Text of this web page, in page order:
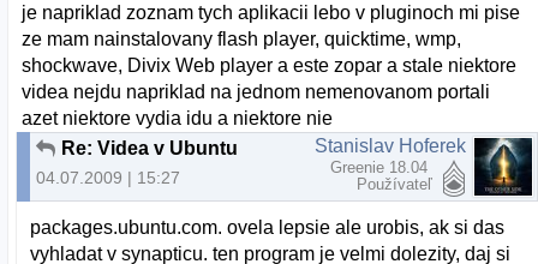
je napriklad zoznam tych aplikacii lebo v pluginoch mi pise
ze mam nainstalovany flash player, quicktime, wmp,
shockwave, Divix Web player a este zopar a stale niektore
videa nejdu napriklad na jednom nemenovanom portali
azet niektore vydia idu a niektore nie
Re: Videa v Ubuntu
04.07.2009 | 15:27
Stanislav Hoferek
Greenie 18.04
Používateľ
packages.ubuntu.com. ovela lepsie ale urobis, ak si das
vyhladat v synapticu. ten program je velmi dolezity, daj si